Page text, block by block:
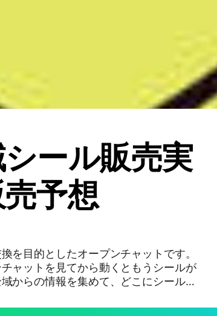
ール販売実
予想
を目的としたオープンチャットです。
ャットを見てから動くともうシールが
からの情報を集めて、どこにシールが
県 #シール交換 #シール情報 #ボンド